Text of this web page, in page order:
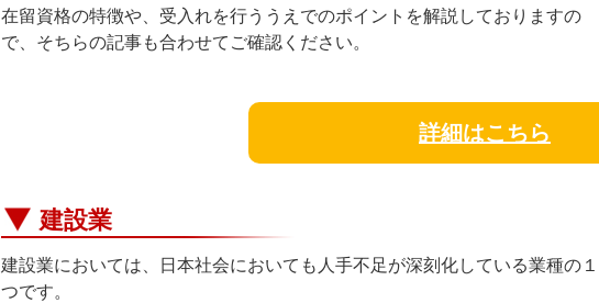
在留資格の特徴や、受入れを行ううえでのポイントを解説しておりますの
で、そちらの記事も合わせてご確認ください。
詳細はこちら
建設業
建設業においては、日本社会においても人手不足が深刻化している業種の１
つです。